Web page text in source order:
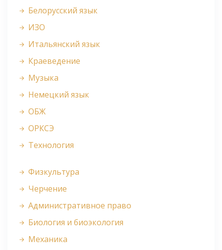
Белорусский язык
ИЗО
Итальянский язык
Краеведение
Музыка
Немецкий язык
ОБЖ
ОРКСЭ
Технология
Физкультура
Черчение
Административное право
Биология и биоэкология
Механика